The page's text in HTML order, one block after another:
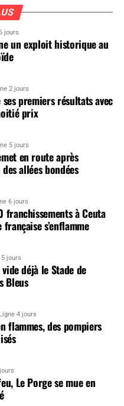
jours
un exploit historique au
2 jours
ses premiers résultats avec
prix
5 jours
en route après
allées bondées
6 jours
franchissements à Ceuta
s’enflamme
5 jours
déjà le Stade de
Bleus
4 jours
flammes, des pompiers
Le Porge se mue en